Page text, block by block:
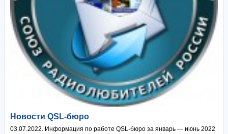
Новости QSL-бюро
03.07.2022. Информация по работе QSL-бюро за январь — июнь 2022